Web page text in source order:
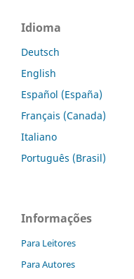
Idioma
Deutsch
English
Español (España)
Français (Canada)
Italiano
Português (Brasil)
Informações
Para Leitores
Para Autores